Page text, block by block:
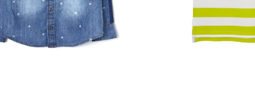
Οδηγός μεγεθών